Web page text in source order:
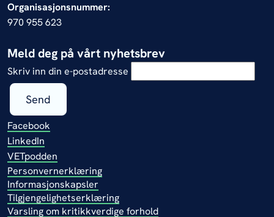
Organisasjonsnummer:
970 955 623
Meld deg på vårt nyhetsbrev
Skriv inn din e-postadresse
Send
Facebook
LinkedIn
VETpodden
Personvernerklæring
Informasjonskapsler
Tilgjengelighetserklæring
Varsling om kritikkverdige forhold